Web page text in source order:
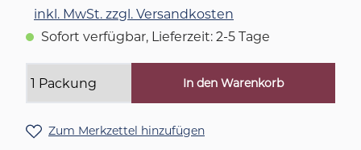
inkl. MwSt. zzgl. Versandkosten
Sofort verfügbar, Lieferzeit: 2-5 Tage
In den Warenkorb
Zum Merkzettel hinzufügen